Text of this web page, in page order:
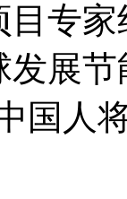
专
展
国人